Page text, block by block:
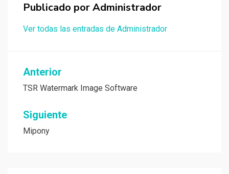
Publicado porAdministrador
Ver todas las entradas de Administrador
Navegación
de
entradas
Anterior
TSR Watermark Image Software
Siguiente
Mipony